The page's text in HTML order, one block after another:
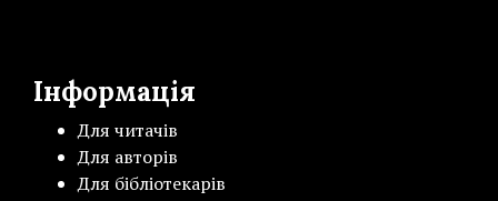
Інформація
Для читачів
Для авторів
Для бібліотекарів